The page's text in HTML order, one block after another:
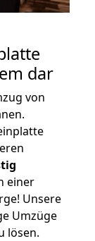
dar
von
einer
Unsere
Umzüge
lösen.